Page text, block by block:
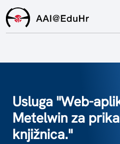
Za krajnje
Za
Usluga "Web-
Metelwin za
knjižnica."